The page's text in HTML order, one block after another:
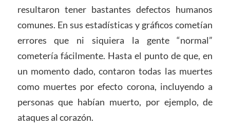
resultaron tener bastantes defectos humanos
comunes. En sus estadísticas y gráficos cometían
errores que ni siquiera la gente “normal”
cometería fácilmente. Hasta el punto de que, en
un momento dado, contaron todas las muertes
como muertes por efecto corona, incluyendo a
personas que habían muerto, por ejemplo, de
ataques al corazón.